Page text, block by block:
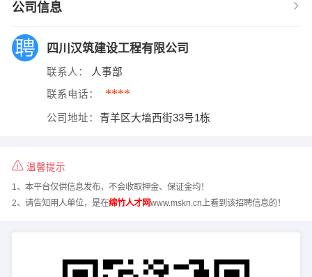
公司信息
四川汉筑建设工程有限公司
联系人： 人事部
联系电话： ****
公司地址： 青羊区大墙西街33号1栋
温馨提示
1、本平台仅供信息发布，不会收取押金、保证金均！
2、请告知用人单位，是在绵竹人才网www.mskn.cn上看到该招聘信息的！